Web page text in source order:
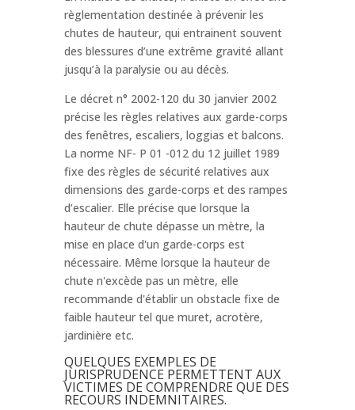
règlementation destinée à prévenir les
chutes de hauteur, qui entrainent souvent
des blessures d’une extrême gravité allant
jusqu’à la paralysie ou au décès.
Le décret n° 2002-120 du 30 janvier 2002
précise les règles relatives aux garde-corps
des fenêtres, escaliers, loggias et balcons.
La norme NF- P 01 -012 du 12 juillet 1989
fixe des règles de sécurité relatives aux
dimensions des garde-corps et des rampes
d’escalier. Elle précise que lorsque la
hauteur de chute dépasse un mètre, la
mise en place d'un garde-corps est
nécessaire. Même lorsque la hauteur de
chute n'excède pas un mètre, elle
recommande d'établir un obstacle fixe de
faible hauteur tel que muret, acrotère,
jardinière etc.
QUELQUES EXEMPLES DE
JURISPRUDENCE PERMETTENT AUX
VICTIMES DE COMPRENDRE QUE DES
RECOURS INDEMNITAIRES.